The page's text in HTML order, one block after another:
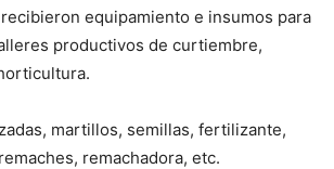
equipamiento e insumos para
productivos de curtiembre,
martillos, semillas, fertilizante,
remachadora, etc.